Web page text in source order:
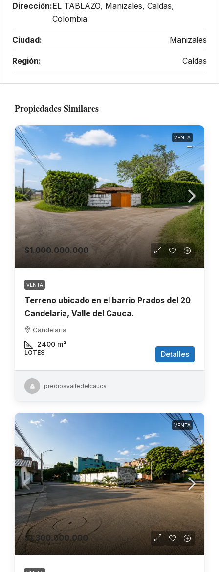
Dirección:EL TABLAZO, Manizales, Caldas,
Colombia
Ciudad: Manizales
Región: Caldas
Propiedades Similares
VENTA
$1.000.000.000
VENTA
Terreno ubicado en el barrio Prados del 20
Candelaria, Valle del Cauca.
Candelaria
2400 m²
LOTES Detalles
prediosvalledelcauca
VENTA
$1.300.000.000